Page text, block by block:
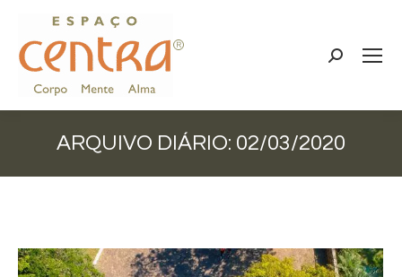
Search:
ARQUIVO DIÁRIO: 02/03/2020